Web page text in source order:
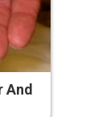
And